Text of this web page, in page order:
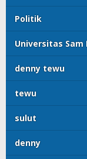
Politik
Universitas
denny tewu
tewu
sulut
denny